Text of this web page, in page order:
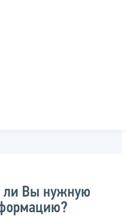
Вы нужную